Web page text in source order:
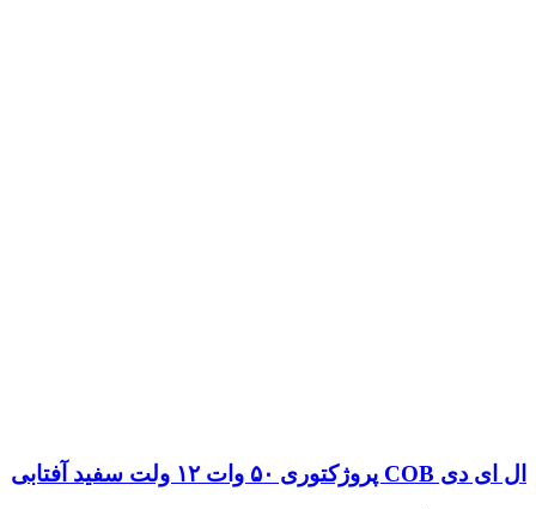
ال ای دی COB پروژکتوری ۵۰ وات ۱۲ ولت سفید آفتابی